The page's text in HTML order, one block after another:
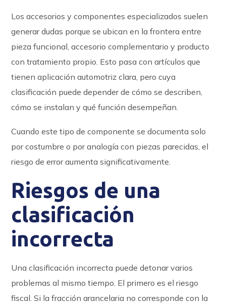
Los accesorios y componentes especializados suelen
generar dudas porque se ubican en la frontera entre
pieza funcional, accesorio complementario y producto
con tratamiento propio. Esto pasa con artículos que
tienen aplicación automotriz clara, pero cuya
clasificación puede depender de cómo se describen,
cómo se instalan y qué función desempeñan.
Cuando este tipo de componente se documenta solo
por costumbre o por analogía con piezas parecidas, el
riesgo de error aumenta significativamente.
Riesgos de una
clasificación
incorrecta
Una clasificación incorrecta puede detonar varios
problemas al mismo tiempo. El primero es el riesgo
fiscal. Si la fracción arancelaria no corresponde con la